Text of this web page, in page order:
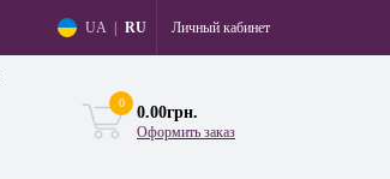
UA RU Личный кабинет
0
0.00грн.
Оформить заказ